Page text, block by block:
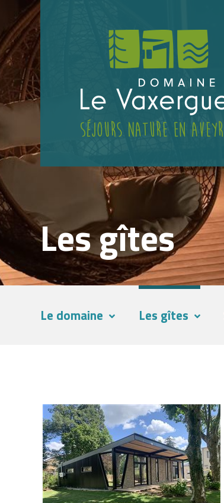
Les gîtes
Le domaine Les gîtes